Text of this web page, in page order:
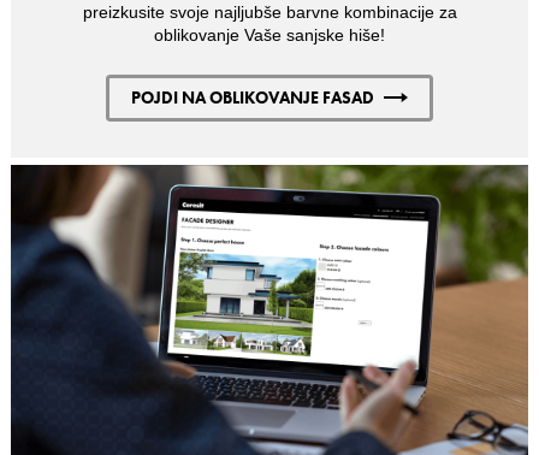
preizkusite svoje najljubše barvne kombinacije za
oblikovanje Vaše sanjske hiše!
POJDI NA OBLIKOVANJE FASAD